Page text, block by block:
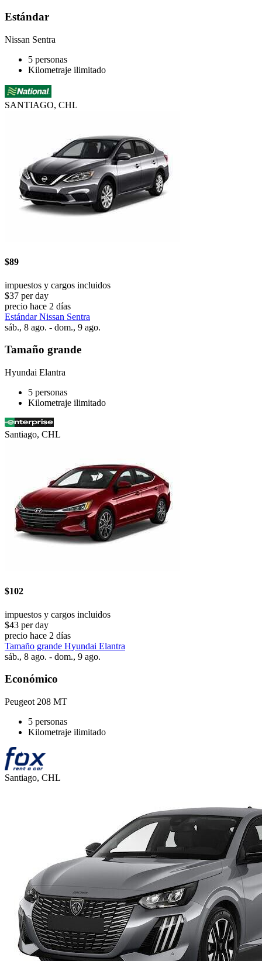
Estándar
Nissan Sentra
5 personas
Kilometraje ilimitado
SANTIAGO, CHL
$89
impuestos y cargos incluidos
$37 per day
precio hace 2 días
Estándar Nissan Sentra
sáb., 8 ago. - dom., 9 ago.
Tamaño grande
Hyundai Elantra
5 personas
Kilometraje ilimitado
Santiago, CHL
$102
impuestos y cargos incluidos
$43 per day
precio hace 2 días
Tamaño grande Hyundai Elantra
sáb., 8 ago. - dom., 9 ago.
Económico
Peugeot 208 MT
5 personas
Kilometraje ilimitado
Santiago, CHL